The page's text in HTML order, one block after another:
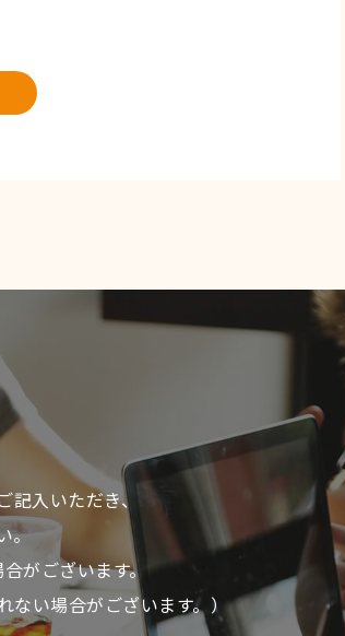
記入いただき、
。
がございます。
ない場合がございます。）